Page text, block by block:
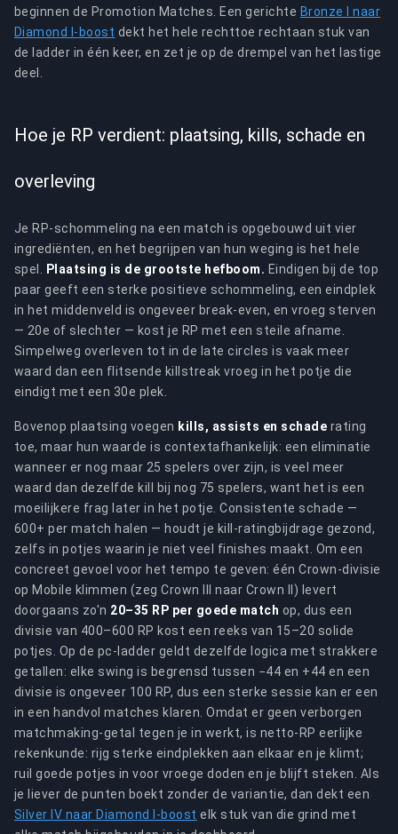
beginnen de Promotion Matches. Een gerichte Bronze I naar
Diamond I-boost dekt het hele rechttoe rechtaan stuk van
de ladder in één keer, en zet je op de drempel van het lastige
deel.
Hoe je RP verdient: plaatsing, kills, schade en
overleving
Je RP-schommeling na een match is opgebouwd uit vier
ingrediënten, en het begrijpen van hun weging is het hele
spel.
Plaatsing is de grootste hefboom. Eindigen bij de top
paar geeft een sterke positieve schommeling, een eindplek
in het middenveld is ongeveer break-even, en vroeg sterven
— 20e of slechter — kost je RP met een steile afname.
Simpelweg overleven tot in de late circles is vaak meer
waard dan een flitsende killstreak vroeg in het potje die
eindigt met een 30e plek.
Bovenop plaatsing voegen kills, assists en schade rating
toe, maar hun waarde is contextafhankelijk: een eliminatie
wanneer er nog maar 25 spelers over zijn, is veel meer
waard dan dezelfde kill bij nog 75 spelers, want het is een
moeilijkere frag later in het potje. Consistente schade —
600+ per match halen — houdt je kill-ratingbijdrage gezond,
zelfs in potjes waarin je niet veel finishes maakt. Om een
concreet gevoel voor het tempo te geven: één Crown-divisie
op Mobile klimmen (zeg Crown III naar Crown II) levert
doorgaans zo'n 20–35 RP per goede match op, dus een
divisie van 400–600 RP kost een reeks van 15–20 solide
potjes. Op de pc-ladder geldt dezelfde logica met strakkere
getallen: elke swing is begrensd tussen −44 en +44 en een
divisie is ongeveer 100 RP, dus een sterke sessie kan er een
in een handvol matches klaren. Omdat er geen verborgen
matchmaking-getal tegen je in werkt, is netto-RP eerlijke
rekenkunde: rijg sterke eindplekken aan elkaar en je klimt;
ruil goede potjes in voor vroege doden en je blijft steken. Als
je liever de punten boekt zonder de variantie, dan dekt een
Silver IV naar Diamond I-boost elk stuk van die grind met